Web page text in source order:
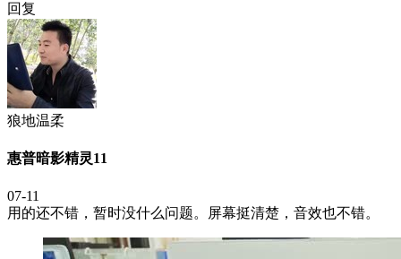
回复
狼地温柔
惠普暗影精灵11
07-11
用的还不错，暂时没什么问题。屏幕挺清楚，音效也不错。